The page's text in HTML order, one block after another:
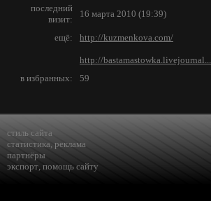
последний
визит:
16 марта 2010 (19:39)
ещё: http://kuzmenkova.com/
http://bastamastowka.livejournal...
в избранных:
59
стиль сайта
статистика, реклама
партнёры
экспорт, помощь сайту